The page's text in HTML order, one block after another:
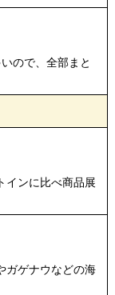
ので、全部まと
インに比べ商品展
ガゲナウなどの海